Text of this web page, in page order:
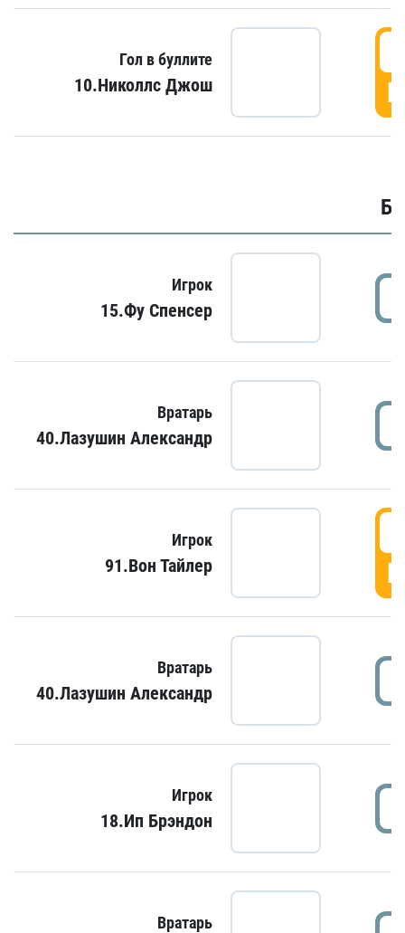
Гол в буллите
10.Николлс Джош
Игрок
15.Фу Спенсер
Вратарь
40.Лазушин Александр
Игрок
91.Вон Тайлер
Вратарь
40.Лазушин Александр
Игрок
18.Ип Брэндон
Вратарь